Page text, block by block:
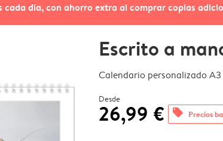
cada día, con ahorro extra al comprar copias
Escrito a
Calendario personalizado
Desde
26,99 € offers Precios